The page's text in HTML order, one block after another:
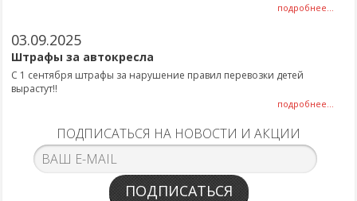
подробнее...
03.09.2025
Штрафы за автокресла
С 1 сентября штрафы за нарушение правил перевозки детей
вырастут!!
подробнее...
ПОДПИСАТЬСЯ НА НОВОСТИ И АКЦИИ
ПОДПИСАТЬСЯ